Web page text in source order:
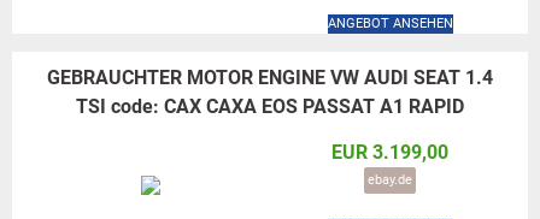
ANGEBOT ANSEHEN
GEBRAUCHTER MOTOR ENGINE VW AUDI SEAT 1.4
TSI code: CAX CAXA EOS PASSAT A1 RAPID
EUR 3.199,00
ebay.de